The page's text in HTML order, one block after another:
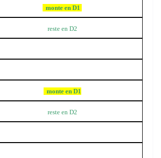
monte en D1
reste en D2
monte en D1
reste en D2